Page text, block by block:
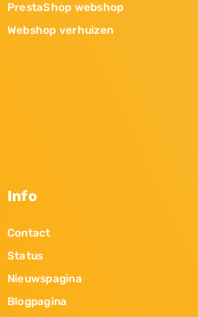
PrestaShop webshop
Webshop verhuizen
Info
Contact
Status
Nieuwspagina
Blogpagina